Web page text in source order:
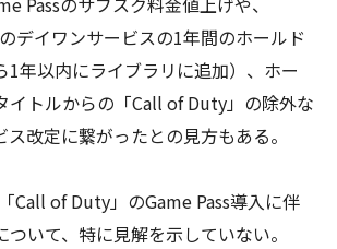
デイワンサービスの1年間のホールド
1年以内にライブラリに追加）、ホー
イトルからの「Call of Duty」の除外な
ス改定に繋がったとの見方もある。
Call of Duty」のGame Pass導入に伴
ついて、特に見解を示していない。